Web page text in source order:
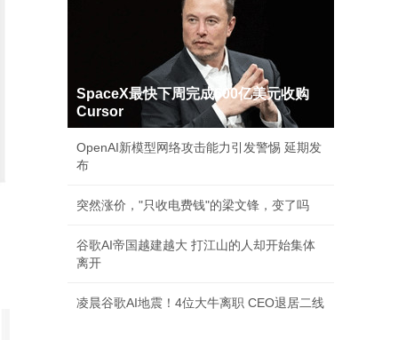
SpaceX最快下周完成600亿美元收购
Cursor
OpenAI新模型网络攻击能力引发警惕 延期发
布
突然涨价，"只收电费钱"的梁文锋，变了吗
谷歌AI帝国越建越大 打江山的人却开始集体
离开
凌晨谷歌AI地震！4位大牛离职 CEO退居二线